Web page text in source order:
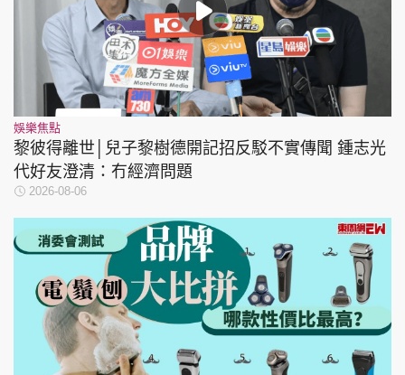
娛樂焦點
黎彼得離世│兒子黎樹德開記招反駁不實傳聞 鍾志光
代好友澄清：冇經濟問題
2026-08-06